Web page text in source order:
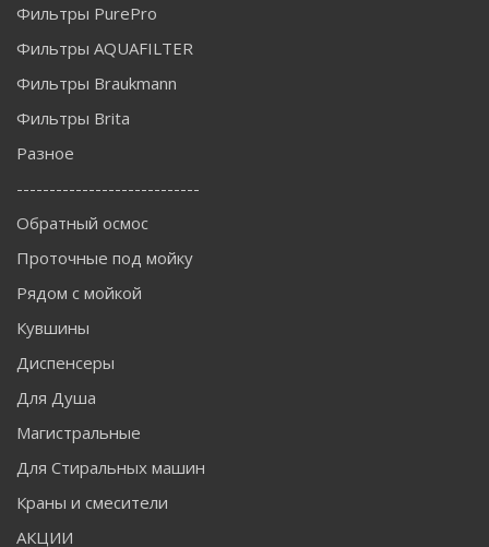
Фильтры PurePro
Фильтры AQUAFILTER
Фильтры Braukmann
Фильтры Brita
Разное
----------------------------
Обратный осмос
Проточные под мойку
Рядом с мойкой
Кувшины
Диспенсеры
Для Душа
Магистральные
Для Стиральных машин
Краны и смесители
АКЦИИ